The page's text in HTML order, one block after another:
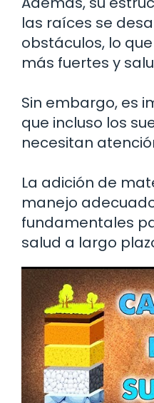
las raíces se
obstáculos, lo
más fuertes y
Sin embargo, es
que incluso los
necesitan
La adición de
manejo
fundamentales
salud a largo